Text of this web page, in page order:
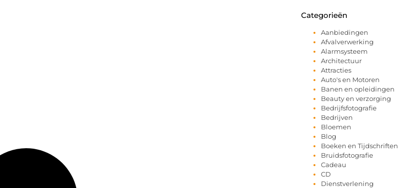
Categorieën
Aanbiedingen
Afvalverwerking
Alarmsysteem
Architectuur
Attracties
Auto's en Motoren
Banen en opleidingen
Beauty en verzorging
Bedrijfsfotografie
Bedrijven
Bloemen
Blog
Boeken en Tijdschriften
Bruidsfotografie
Cadeau
CD
Dienstverlening